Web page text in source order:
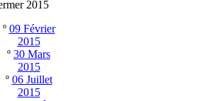
2015
º 09 Février
2015
º 30 Mars
2015
º 06 Juillet
2015